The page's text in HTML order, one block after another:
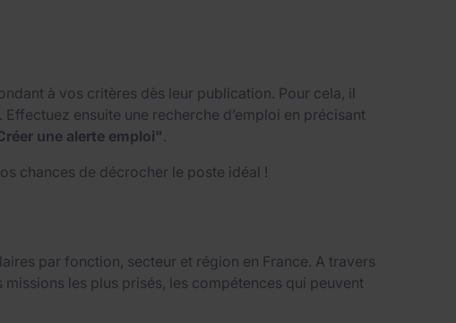
à vos critères dès leur publication. Pour cela, il
ensuite une recherche d’emploi en précisant
une alerte emploi" .
chances de décrocher le poste idéal !
par fonction, secteur et région en France. A travers
les plus prisés, les compétences qui peuvent